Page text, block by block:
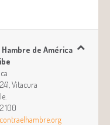
de América
Vitacura
100